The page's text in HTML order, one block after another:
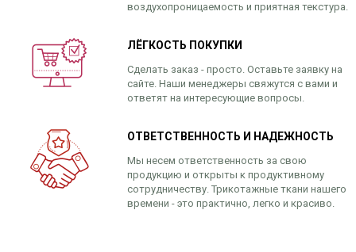
воздухопроницаемость и приятная текстура.
ЛЁГКОСТЬ ПОКУПКИ
Сделать заказ - просто. Оставьте заявку на
сайте. Наши менеджеры свяжутся с вами и
ответят на интересующие вопросы.
ОТВЕТСТВЕННОСТЬ И НАДЕЖНОСТЬ
Мы несем ответственность за свою
продукцию и открыты к продуктивному
сотрудничеству. Трикотажные ткани нашего
времени - это практично, легко и красиво.